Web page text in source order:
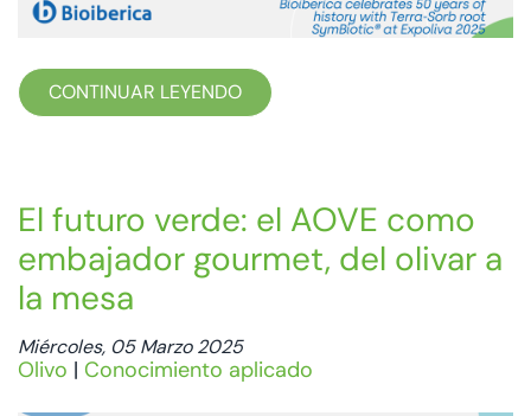
CONTINUAR LEYENDO
El futuro verde: el AOVE como
embajador gourmet, del olivar a
la mesa
Miércoles, 05 Marzo 2025
Olivo | Conocimiento aplicado